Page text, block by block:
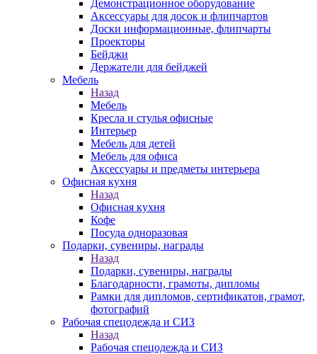
Демонстрационное оборудование
Аксессуары для досок и флипчартов
Доски информационные, флипчарты
Проекторы
Бейджи
Держатели для бейджей
Мебель
Назад
Мебель
Кресла и стулья офисные
Интерьер
Мебель для детей
Мебель для офиса
Аксессуары и предметы интерьера
Офисная кухня
Назад
Офисная кухня
Кофе
Посуда одноразовая
Подарки, сувениры, награды
Назад
Подарки, сувениры, награды
Благодарности, грамоты, дипломы
Рамки для дипломов, сертификатов, грамот,
фотографий
Рабочая спецодежда и СИЗ
Назад
Рабочая спецодежда и СИЗ